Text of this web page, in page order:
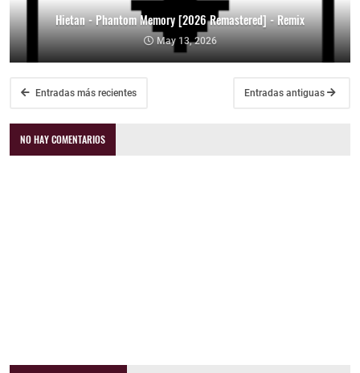
Hietan - Phantom Memory [2026 Remastered] - Remix
May 13, 2026
Entradas más recientes Entradas antiguas
NO HAY COMENTARIOS